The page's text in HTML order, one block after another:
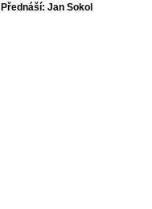
Přednáší: Jan Sokol